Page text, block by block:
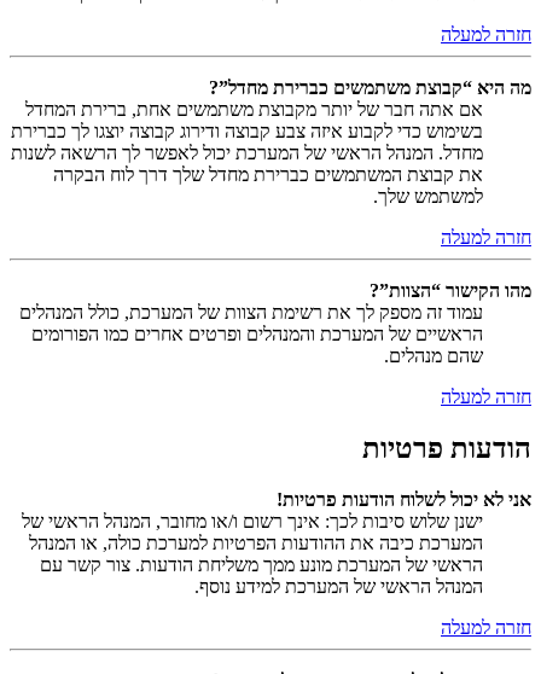
חזרה למעלה
מה היא “קבוצת משתמשים כברירת מחדל”?
אם אתה חבר של יותר מקבוצת משתמשים אחת, ברירת המחדל
בשימוש כדי לקבוע איזה צבע קבוצה ודירוג קבוצה יוצגו לך כברירת
מחדל. המנהל הראשי של המערכת יכול לאפשר לך הרשאה לשנות
את קבוצת המשתמשים כברירת מחדל שלך דרך לוח הבקרה
למשתמש שלך.
חזרה למעלה
מהו הקישור “הצוות”?
עמוד זה מספק לך את רשימת הצוות של המערכת, כולל המנהלים
הראשיים של המערכת והמנהלים ופרטים אחרים כמו הפורומים
שהם מנהלים.
חזרה למעלה
הודעות פרטיות
אני לא יכול לשלוח הודעות פרטיות!
ישנן שלוש סיבות לכך: אינך רשום ו/או מחובר, המנהל הראשי של
המערכת כיבה את ההודעות הפרטיות למערכת כולה, או המנהל
הראשי של המערכת מונע ממך משליחת הודעות. צור קשר עם
המנהל הראשי של המערכת למידע נוסף.
חזרה למעלה